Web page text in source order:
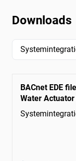
Downloads
BACnet EDE
Water